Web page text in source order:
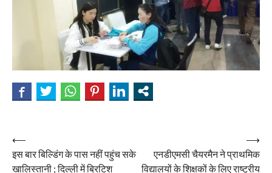
Post
navigation
⟵
इस बार बिल्डिंग के पास नहीं पहुंच सके
खालिस्तानी ; दिल्ली में ब्रिटिश
एनडीएमसी चैयरमैन ने प्राथमिक
विद्यालयों के शिक्षकों के लिए राष्ट्रीय
⟶